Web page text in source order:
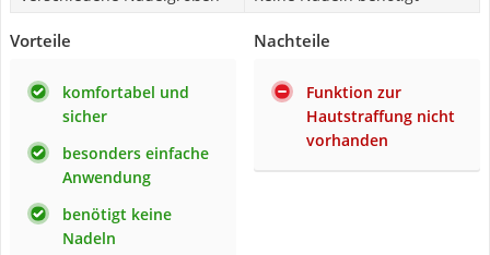
Vorteile
komfortabel und
sicher
besonders einfache
Anwendung
benötigt keine
Nadeln
Nachteile
Funktion zur
Hautstraffung nicht
vorhanden